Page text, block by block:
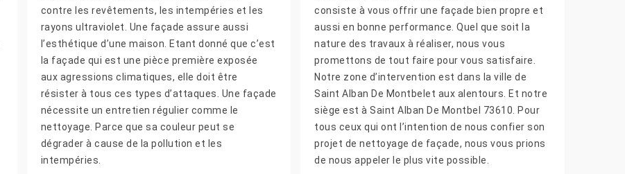
contre les revêtements, les intempéries et les
rayons ultraviolet. Une façade assure aussi
l’esthétique d’une maison. Etant donné que c’est
la façade qui est une pièce première exposée
aux agressions climatiques, elle doit être
résister à tous ces types d’attaques. Une façade
nécessite un entretien régulier comme le
nettoyage. Parce que sa couleur peut se
dégrader à cause de la pollution et les
intempéries.
consiste à vous offrir une façade bien propre et
aussi en bonne performance. Quel que soit la
nature des travaux à réaliser, nous vous
promettons de tout faire pour vous satisfaire.
Notre zone d’intervention est dans la ville de
Saint Alban De Montbelet aux alentours. Et notre
siège est à Saint Alban De Montbel 73610. Pour
tous ceux qui ont l’intention de nous confier son
projet de nettoyage de façade, nous vous prions
de nous appeler le plus vite possible.